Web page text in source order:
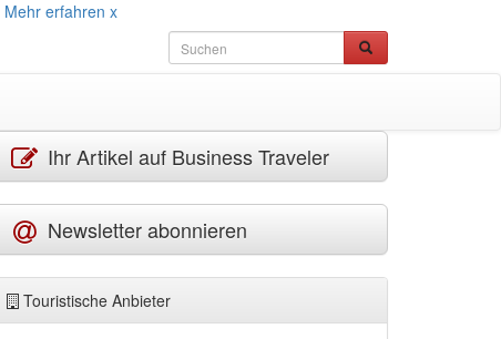
Mehr erfahren x
Ihr Artikel auf Business Traveler
Newsletter abonnieren
Touristische Anbieter